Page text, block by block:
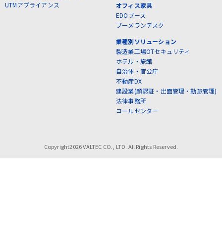
UTMアプライアンス
オフィス家具
EDOブース
ブーメランデスク
業種別ソリューション
製造業工場OTセキュリティ
ホテル・旅館
自治体・官公庁
不動産DX
建設業(顔認証・出面管理・勤怠管理)
法律事務所
コールセンター
Copyright2026 VALTEC CO., LTD. All Rights Reserved.